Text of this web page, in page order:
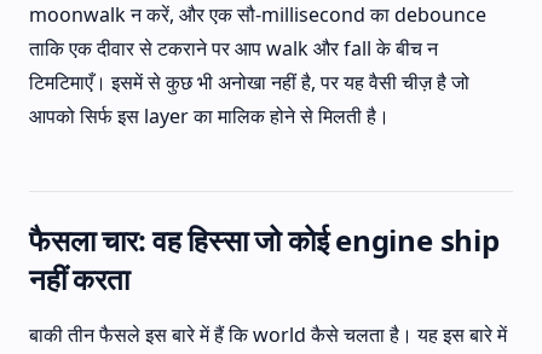
moonwalk न करें, और एक सौ-millisecond का debounce
ताकि एक दीवार से टकराने पर आप walk और fall के बीच न
टिमटिमाएँ। इसमें से कुछ भी अनोखा नहीं है, पर यह वैसी चीज़ है जो
आपको सिर्फ इस layer का मालिक होने से मिलती है।
फैसला चार: वह हिस्सा जो कोई engine ship
नहीं करता
बाकी तीन फैसले इस बारे में हैं कि world कैसे चलता है। यह इस बारे में